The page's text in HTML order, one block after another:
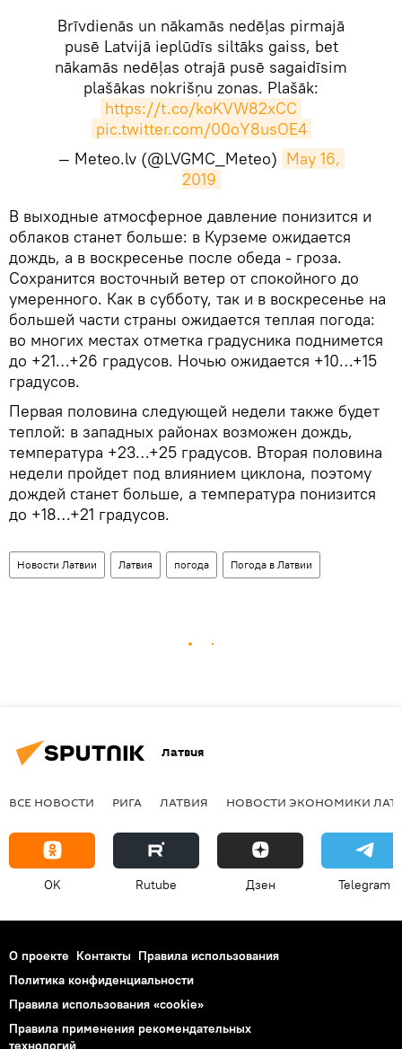
Brīvdienās un nākamās nedēļas pirmajā
pusē Latvijā ieplūdīs siltāks gaiss, bet
nākamās nedēļas otrajā pusē sagaidīsim
plašākas nokrišņu zonas. Plašāk:
https://t.co/koKVW82xCC
pic.twitter.com/00oY8usOE4
— Meteo.lv (@LVGMC_Meteo) May 16,
2019
​В выходные атмосферное давление понизится и
облаков станет больше: в Курземе ожидается
дождь, а в воскресенье после обеда - гроза.
Сохранится восточный ветер от спокойного до
умеренного. Как в субботу, так и в воскресенье на
большей части страны ожидается теплая погода:
во многих местах отметка градусника поднимется
до +21…+26 градусов. Ночью ожидается +10…+15
градусов.
Первая половина следующей недели также будет
теплой: в западных районах возможен дождь,
температура +23…+25 градусов. Вторая половина
недели пройдет под влиянием циклона, поэтому
дождей станет больше, а температура понизится
до +18…+21 градусов.
Новости Латвии Латвия погода Погода в Латвии
Латвия
ВСЕ НОВОСТИ РИГА ЛАТВИЯ НОВОСТИ ЭКОНОМИКИ
OK Rutube Дзен Telegram
О проекте Контакты Правила использования
Политика конфиденциальности
Правила использования «cookie»
Правила применения рекомендательных
технологий